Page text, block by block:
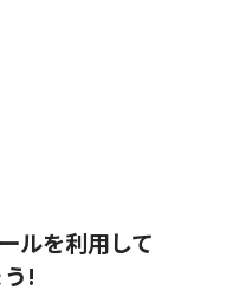
ルを利用して
!